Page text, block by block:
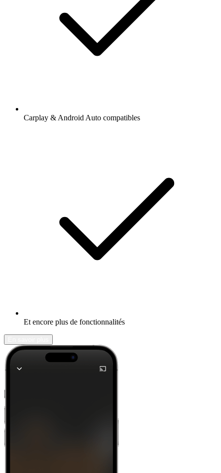
Carplay & Android Auto compatibles
Et encore plus de fonctionnalités